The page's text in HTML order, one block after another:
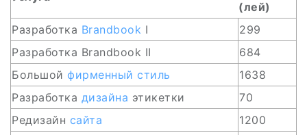
(лей)
Разработка Brandbook I
299
Разработка Brandbook II
684
Большой фирменный стиль
1638
Разработка дизайна этикетки
70
Редизайн сайта
1200